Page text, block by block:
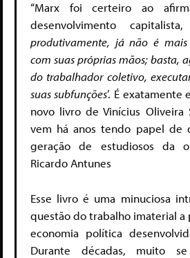
“Marx foi certeiro ao
desenvolvimento
produtivamente, já não é mais
com suas próprias mãos; basta,
do trabalhador coletivo,
suas subfunções’. É exatamente
novo livro de Vinícius Oliveira
vem há anos tendo papel de
geração de estudiosos da
Ricardo Antunes
Esse livro é uma minuciosa
questão do trabalho imaterial
economia política
Durante décadas, muito